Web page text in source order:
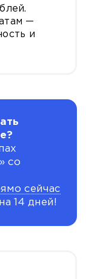
—
и
со
сейчас
14 дней!